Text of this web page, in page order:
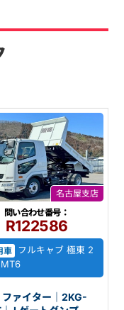
名古屋支店
問い合わせ番号：
R122586
車 フルキャブ 極東 2
ファイター｜2KG-